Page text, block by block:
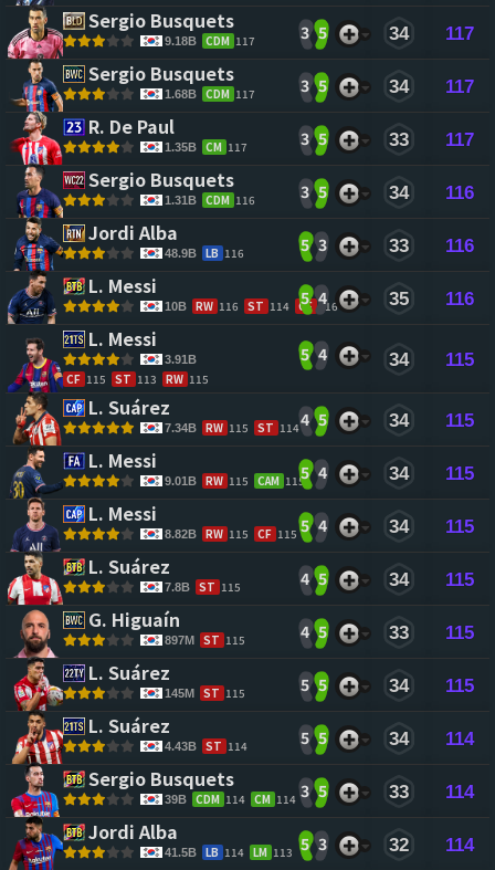
Sergio Busquets
9.18B CDM 117 3 5 34 117
Sergio Busquets
1.68B CDM 117 3 5 34 117
R. De Paul
1.35B CM 117 3 5 33 117
Sergio Busquets
1.31B CDM 116 3 5 34 116
Jordi Alba
48.9B LB 116 5 3 33 116
L. Messi
10B RW 116 ST 114 CF 116
5 4 35 116
L. Messi
3.91B
CF 115 ST 113 RW 115
5 4 34 115
L. Suárez
7.34B RW 115 ST 1144 5 34 115
L. Messi
9.01B RW 115 CAM 1155 4 34 115
L. Messi
8.82B RW 115 CF 115 5 4 34 115
L. Suárez
7.8B ST 115 4 5 34 115
G. Higuaín
897M ST 115 4 5 33 115
L. Suárez
145M ST 115 5 5 34 115
L. Suárez
4.43B ST 114 5 5 34 114
Sergio Busquets
39B CDM 114 CM 114 3 5 33 114
Jordi Alba
41.5B LB 114 LM 113 5 3 32 114